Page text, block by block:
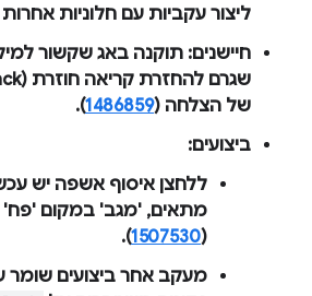
ליצור עקביות עם חלוניות
חיישנים: תוקנה באג שקשור
של הצלחה (1486859
).
ביצועים:
ללחצן איסוף אשפה יש
מתאים, 'מגב' במקום 'פח'
(
1507530
).
מעקב אחר ביצועים שומר